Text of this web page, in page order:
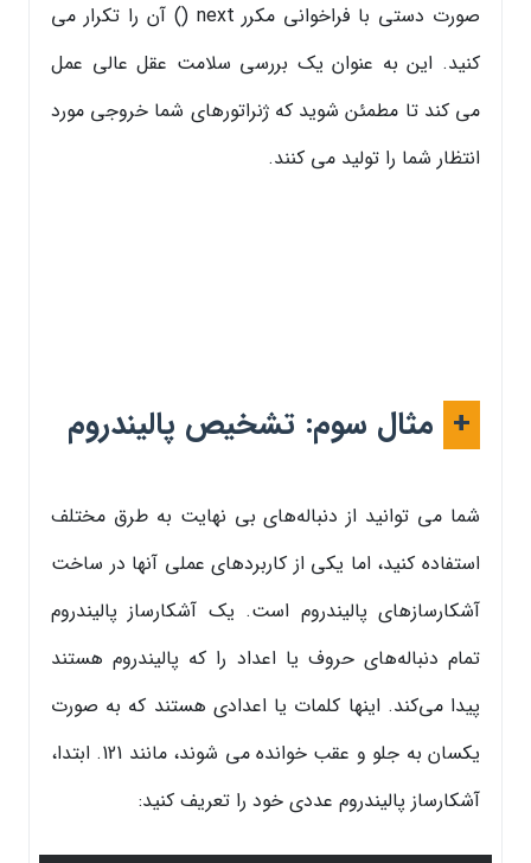
صورت دستی با فراخوانی مکرر next () آن را تکرار می
کنید. این به عنوان یک بررسی سلامت عقل عالی عمل
می کند تا مطمئن شوید که ژنراتورهای شما خروجی مورد
انتظار شما را تولید می کنند.
+ مثال سوم: تشخیص پالیندروم
شما می توانید از دنباله‌های بی نهایت به طرق مختلف
استفاده کنید، اما یکی از کاربردهای عملی آنها در ساخت
آشکارسازهای پالیندروم است. یک آشکارساز پالیندروم
تمام دنباله‌های حروف یا اعداد را که پالیندروم هستند
پیدا می‌کند. اینها کلمات یا اعدادی هستند که به صورت
یکسان به جلو و عقب خوانده می شوند، مانند 121. ابتدا،
آشکارساز پالیندروم عددی خود را تعریف کنید: